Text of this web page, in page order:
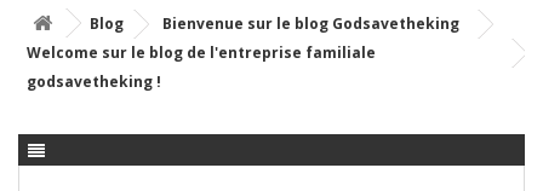
Blog
Bienvenue sur le blog Godsavetheking
Welcome sur le blog de l'entreprise familiale
godsavetheking !